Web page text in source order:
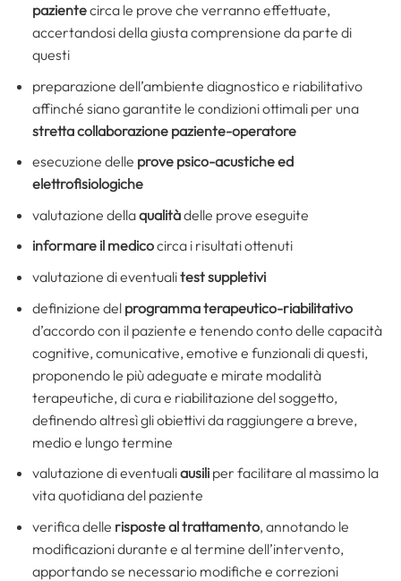
pazientecirca le prove che verranno effettuate,
accertandosi della giusta comprensione da parte di
questi
preparazione dell’ambiente diagnostico e riabilitativo
affinché siano garantite le condizioni ottimali per una
stretta collaborazione paziente-operatore
esecuzione delle prove psico-acustiche ed
elettrofisiologiche
valutazione dellaqualitàdelle prove eseguite
informare il medicocirca i risultati ottenuti
valutazione di eventualitest suppletivi
definizione del programma terapeutico-riabilitativo
d’accordo con il paziente e tenendo conto delle capacità
cognitive, comunicative, emotive e funzionali di questi,
proponendo le più adeguate e mirate modalità
terapeutiche, di cura e riabilitazione del soggetto,
definendo altresì gli obiettivi da raggiungere a breve,
medio e lungo termine
valutazione di eventualiausiliper facilitare al massimo la
vita quotidiana del paziente
verifica delle risposte al trattamento, annotando le
modificazioni durante e al termine dell’intervento,
apportando se necessario modifiche e correzioni